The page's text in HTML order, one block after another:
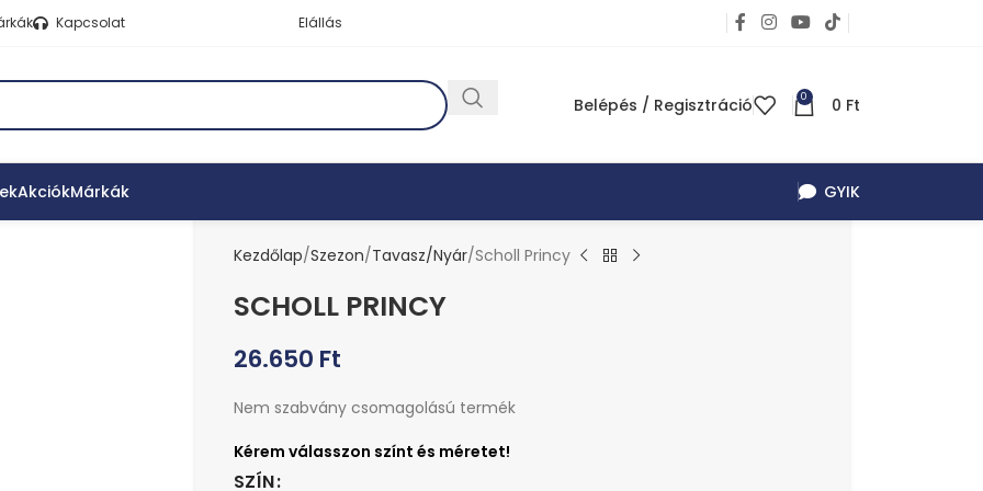
Kapcsolat Elállás
Belépés / Regisztráció 0 0 Ft
AkciókMárkák GYIK
Kezdőlap Szezon Tavasz/Nyár Scholl Princy
SCHOLL PRINCY
26.650 Ft
Nem szabvány csomagolású termék
SZÍN